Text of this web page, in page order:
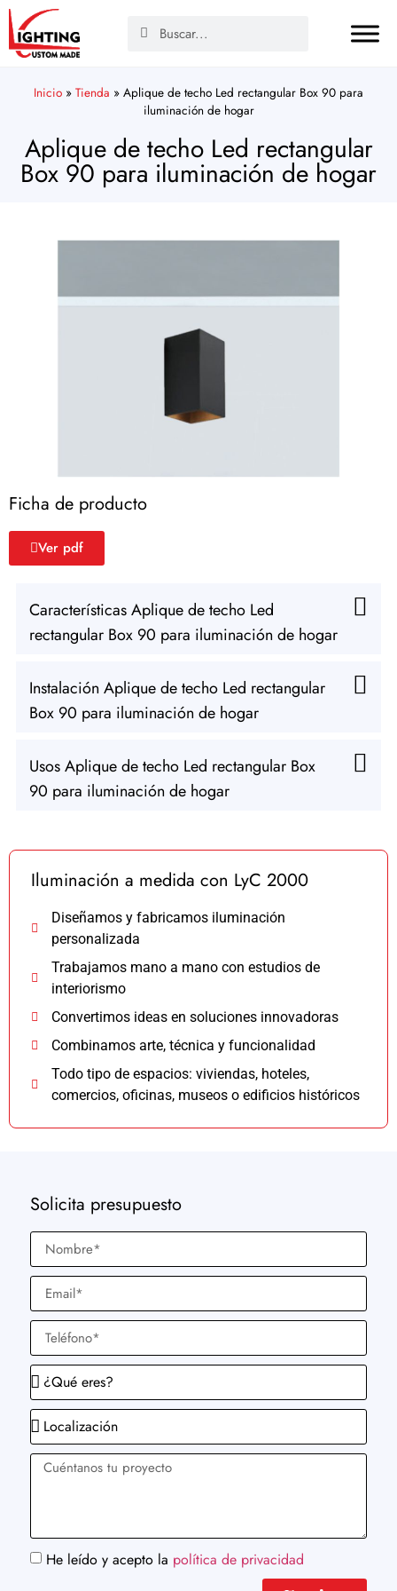
Inicio » Tienda » Aplique de techo Led rectangular Box 90 para
iluminación de hogar
Aplique de techo Led rectangular
Box 90 para iluminación de hogar
Ficha de producto
Ver pdf
Características Aplique de techo Led
rectangular Box 90 para iluminación de hogar
Instalación Aplique de techo Led rectangular
Box 90 para iluminación de hogar
Usos Aplique de techo Led rectangular Box
90 para iluminación de hogar
Iluminación a medida con LyC 2000
Diseñamos y fabricamos iluminación
personalizada
Trabajamos mano a mano con estudios de
interiorismo
Convertimos ideas en soluciones innovadoras
Combinamos arte, técnica y funcionalidad
Todo tipo de espacios: viviendas, hoteles,
comercios, oficinas, museos o edificios históricos
Solicita presupuesto
He leído y acepto la política de privacidad